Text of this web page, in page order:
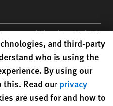
34th Floor | New York,NY
nonprofit registered in the US
preferencesand third-party
who is using the
By using our
this. Read ourprivacy
are used for and how to